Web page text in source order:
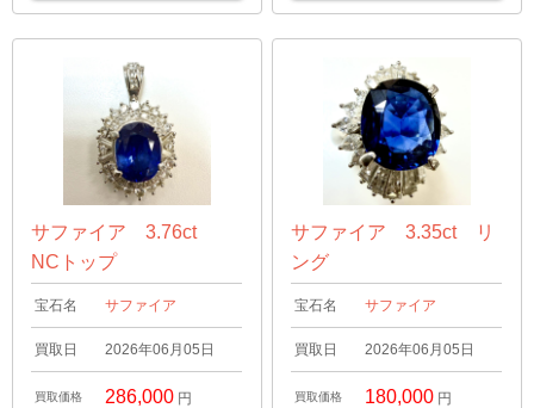
サファイア 3.76ct
NCトップ
宝石名 サファイア
買取日 2026年06月05日
買取価格 286,000 円
サファイア 3.35ct リ
ング
宝石名 サファイア
買取日 2026年06月05日
買取価格 180,000 円